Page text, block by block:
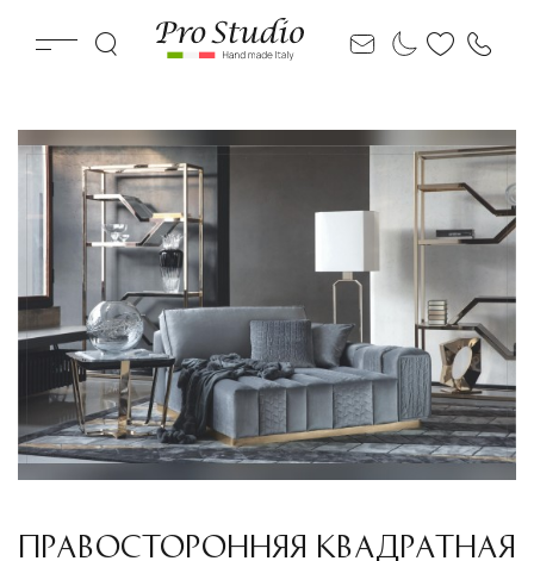
ПРАВОСТОРОННЯЯ КВАДРАТНАЯ